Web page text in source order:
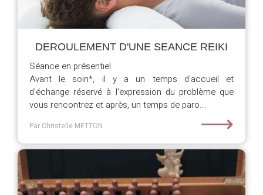
DEROULEMENT D'UNE SEANCE REIKI
Séance en présentiel
Avant le soin*, il y a un temps d'accueil et
d'échange réservé à l'expression du problème que
vous rencontrez et après, un temps de paro...
Par Christelle METTON ⟶